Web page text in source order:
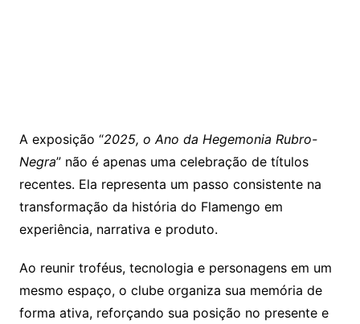
A exposição “2025, o Ano da Hegemonia Rubro-
Negra” não é apenas uma celebração de títulos
recentes. Ela representa um passo consistente na
transformação da história do Flamengo em
experiência, narrativa e produto.
Ao reunir troféus, tecnologia e personagens em um
mesmo espaço, o clube organiza sua memória de
forma ativa, reforçando sua posição no presente e